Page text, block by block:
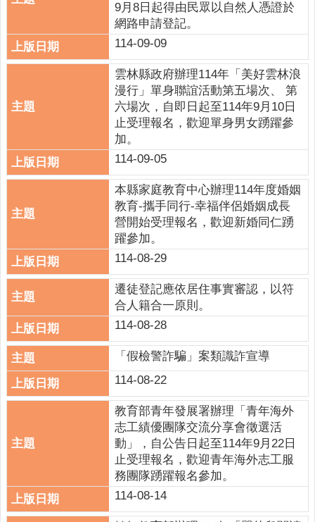
開
資
主
區
民
交
相
關
連
網
站
導
覽
索
查
相
關
9月8日起得由民眾以自然人憑證於
網路申請登記。
114-09-09
雲林縣政府辦理114年「美好雲林浪
漫行」單身聯誼活動第五場次、 第
六場次，自即日起至114年9月10日
止受理報名，歡迎單身男女踴躍參
加。
114-09-05
本縣家庭教育中心辦理114年度婚姻
教育-攜手同行-幸福伴侶婚姻成長
營開始受理報名，歡迎新婚同仁踴
躍參加。
114-08-29
遷徒登記應依居住事實審認，以符
合人籍合一原則。
114-08-28
「假檢警詐騙」案類識詐宣導
114-08-22
教育部青年發展署辦理「青年海外
志工績優團隊交流分享會徵選活
動」，自公告日起至114年9月22日
止受理報名，歡迎青年海外志工服
務團隊踴躍報名參加。
114-08-14